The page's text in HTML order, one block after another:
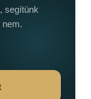
segítünk
nem.